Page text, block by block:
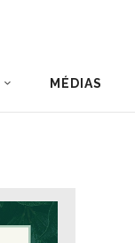
MÉDIAS